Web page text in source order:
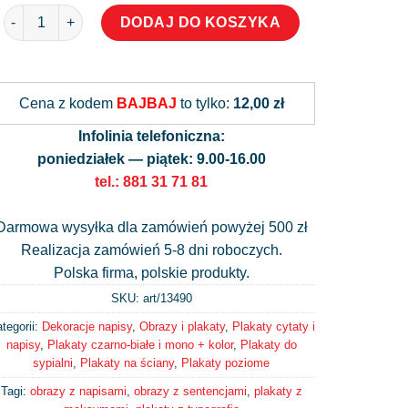
ilość Plakat proszę mnie przytulić
DODAJ DO KOSZYKA
Cena z kodem BAJBAJ to tylko: 12,00 zł
Infolinia telefoniczna:
poniedziałek — piątek: 9.00-16.00
tel.: 881 31 71 81
wysyłka dla zamówień powyżej 500 zł
Realizacja zamówień 5-8 dni roboczych.
Polska firma, polskie produkty.
SKU: art/13490
Dekoracje napisy, Obrazy i plakaty, Plakaty cytaty i
napisy, Plakaty czarno-białe i mono + kolor, Plakaty do
sypialni
Plakaty na ściany, Plakaty poziome
Tagi: obrazy z napisami obrazy z sentencjami plakaty z